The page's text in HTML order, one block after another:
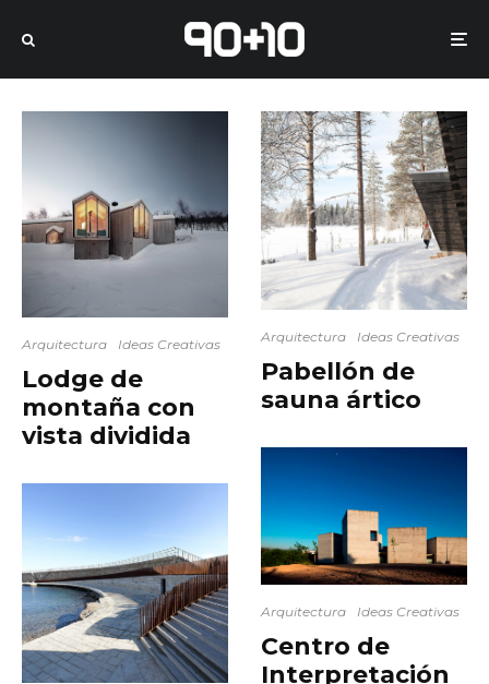
Arquitectura Ideas Creativas
Lodge de
montaña con
vista dividida
Arquitectura Ideas Creativas
Pabellón de
sauna ártico
Arquitectura Ideas Creativas
Centro de
Interpretación